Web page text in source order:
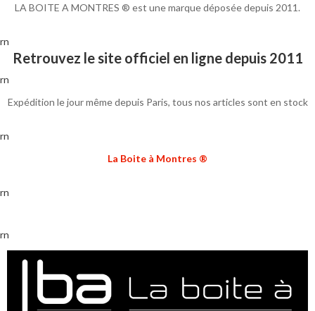
LA BOITE A MONTRES ® est une marque déposée depuis 2011.
rn
Retrouvez le site officiel en ligne depuis 2011
rn
Expédition le jour même depuis Paris, tous nos articles sont en stock
rn
La Boite à Montres ®
rn
rn